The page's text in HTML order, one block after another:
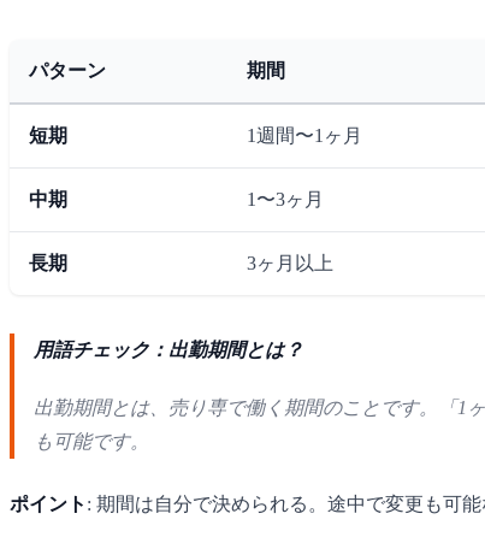
パターン 期間
短期 1週間〜1ヶ月
中期 1〜3ヶ月
長期 3ヶ月以上
用語チェック：出勤期間とは？
出勤期間とは、売り専で働く期間のことです。「1
も可能です。
ポイント : 期間は自分で決められる。途中で変更も可